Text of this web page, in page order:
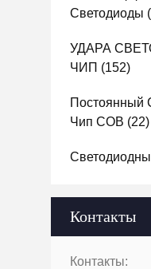
Светодиоды
УДАРА
ЧИП (152)
Постоянный
Чип COB (22)
Контакты
Контакты: